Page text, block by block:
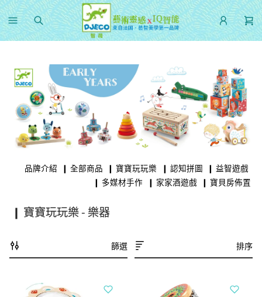
品牌介紹 ❙ 全部商品 ❙ 寶寶玩玩樂 ❙ 認知拼圖 ❙ 益智遊戲
❙ 多媒材手作
❙ 家家酒遊戲 ❙ 寶貝房佈置
❙ 寶寶玩玩樂 - 樂器
篩選 排序